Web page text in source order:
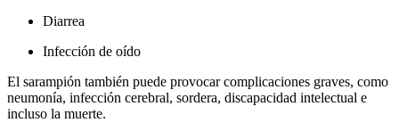
Diarrea
Infección de oído
El sarampión también puede provocar complicaciones graves, como
neumonía, infección cerebral, sordera, discapacidad intelectual e
incluso la muerte.